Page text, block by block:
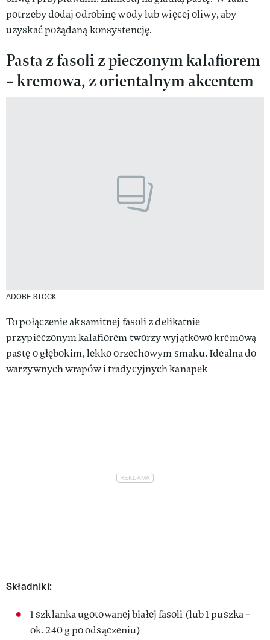
potrzeby dodaj odrobinę wody lub więcej oliwy, aby
uzyskać pożądaną konsystencję.
Pasta z fasoli z pieczonym kalafiorem
– kremowa, z orientalnym akcentem
ADOBE STOCK
To połączenie aksamitnej fasoli z delikatnie
przypieczonym kalafiorem tworzy wyjątkowo kremową
pastę o głębokim, lekko orzechowym smaku. Idealna do
warzywnych wrapów i tradycyjnych kanapek
Składniki:
1 szklanka ugotowanej białej fasoli (lub 1 puszka –
ok. 240 g po odsączeniu)